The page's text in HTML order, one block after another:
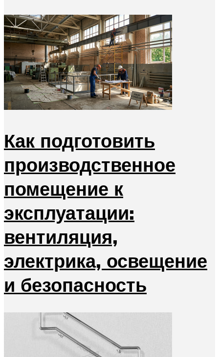
Как подготовить
производственное
помещение к
эксплуатации:
вентиляция,
электрика, освещение
и безопасность